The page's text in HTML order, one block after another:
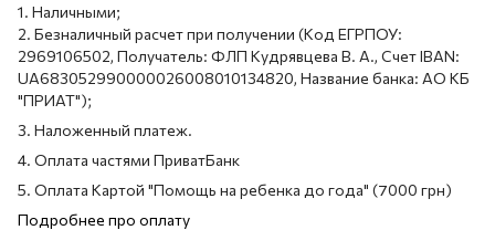
1. Наличными;
2. Безналичный расчет при получении (Код ЕГРПОУ:
2969106502, Получатель: ФЛП Кудрявцева В. А., Счет IBAN:
UA683052990000026008010134820, Название банка: АО КБ
"ПРИАТ");
3. Наложенный платеж.
4. Оплата частями ПриватБанк
5. Оплата Картой "Помощь на ребенка до года" (7000 грн)
Подробнее про оплату